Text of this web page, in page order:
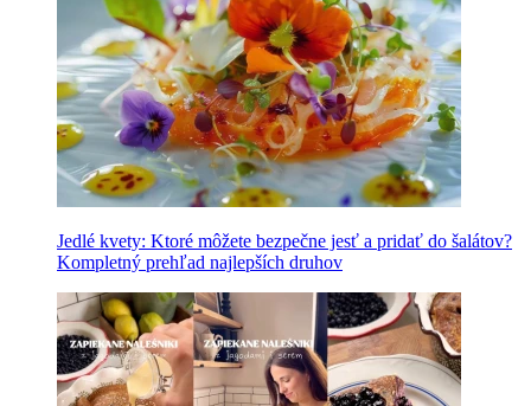
Jedlé kvety: Ktoré môžete bezpečne jesť a pridať do šalátov?
Kompletný prehľad najlepších druhov